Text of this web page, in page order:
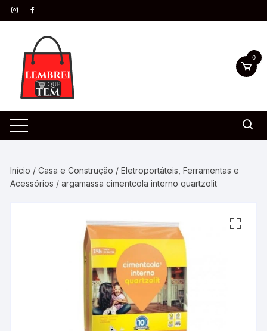
0
Início /Casa e Construção /Eletroportáteis, Ferramentas e
Acessórios / argamassa cimentcola interno quartzolit